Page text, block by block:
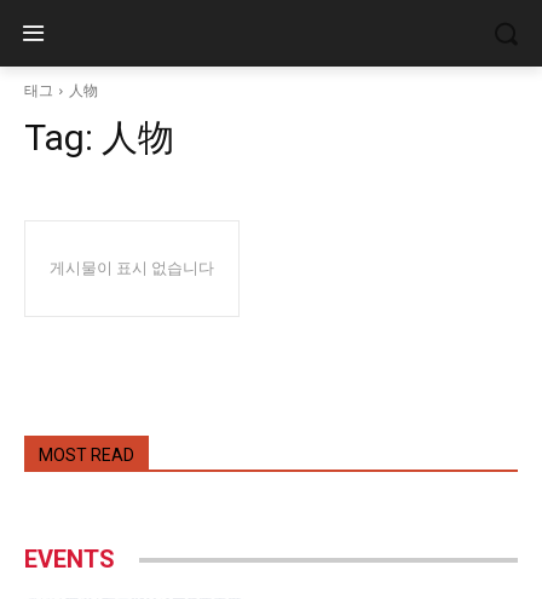
태그 人物
Tag: 人物
게시물이 표시 없습니다
MOST READ
EVENTS